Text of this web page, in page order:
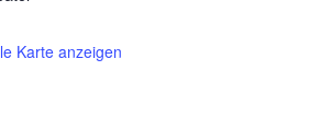
Karte anzeigen